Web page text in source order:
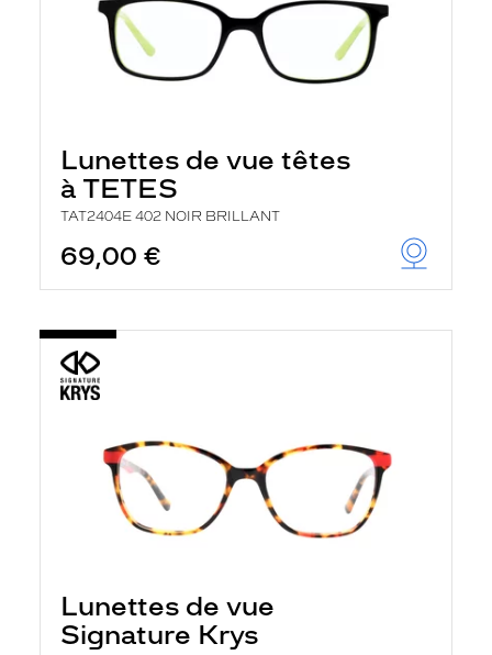
Lunettes de vue têtes
à TETES
TAT2404E 402 NOIR BRILLANT
69,00 €
Lunettes de vue
Signature Krys